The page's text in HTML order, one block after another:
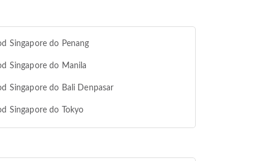
Singapore do Penang
Singapore do Manila
Singapore do Bali Denpasar
Singapore do Tokyo